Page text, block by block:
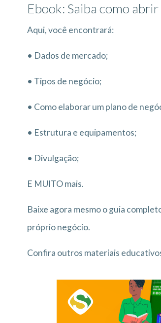
Ebook: Saiba como
Aqui, você encontrará:
• Dados de mercado;
• Tipos de negócio;
• Como elaborar um plano de
• Estrutura e equipamentos;
• Divulgação;
E MUITO mais.
Baixe agora mesmo o guia
próprio negócio.
Confira outros materiais